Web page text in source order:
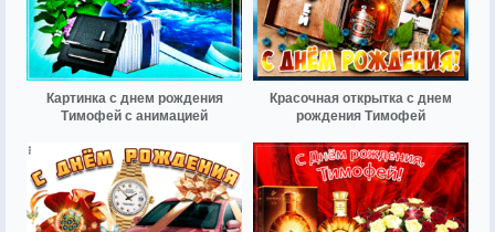
Картинка с днем рождения
Тимофей с анимацией
Красочная открытка с днем
рождения Тимофей